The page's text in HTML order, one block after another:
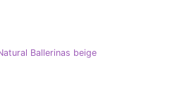
Ballerinas beige